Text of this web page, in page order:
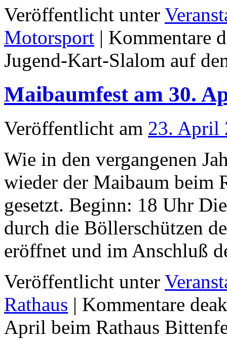
Veröffentlicht unter
Motorsport | Kommentare
Jugend-Kart-Slalom auf
Maibaumfest am 30.
Veröffentlicht am 23. April
Wie in den vergangenen
wieder der Maibaum beim
gesetzt. Beginn: 18 Uhr
durch die Böllerschützen
eröffnet und im Anschluß
Veröffentlicht unter
Rathaus | Kommentare
April beim Rathaus